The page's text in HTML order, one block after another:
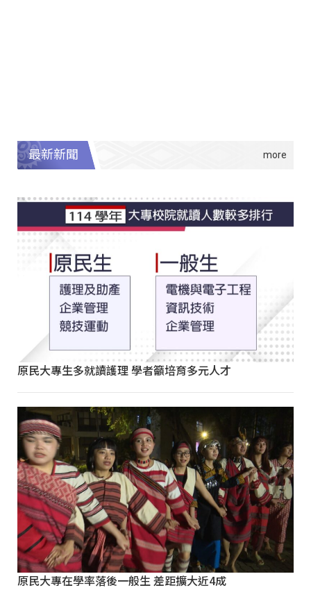
最新新聞
原民大專生多就讀護理 學者籲培育多元人才
原民大專在學率落後一般生 差距擴大近4成